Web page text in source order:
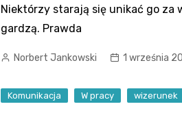
Niektórzy starają się unikać go za
gardzą. Prawda
Norbert Jankowski 1 września
Komunikacja W pracy wizerunek